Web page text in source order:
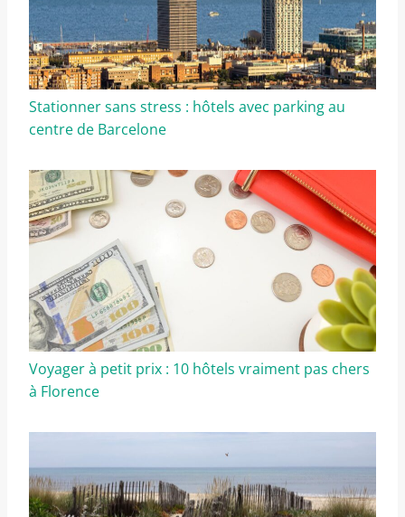
Stationner sans stress : hôtels avec parking au
centre de Barcelone
Voyager à petit prix : 10 hôtels vraiment pas chers
à Florence